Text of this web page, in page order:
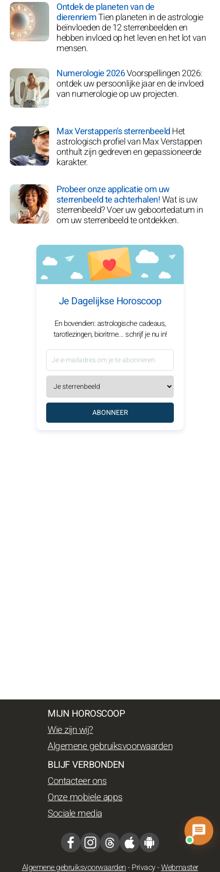
Ontdek de planeten van de
dierenriemTien planeten in de astrologie
beïnvloeden de 12 sterrenbeelden en
hebben invloed op het leven en het lot van
mensen.
Numerologie 2026Voorspellingen 2026:
ontdek uw persoonlijke jaar en de invloed
van numerologie op uw projecten.
Max Verstappen's sterrenbeeldHet
astrologisch profiel van Max Verstappen
onthult zijn gedreven en gepassioneerde
karakter.
Probeer onze applicatie om uw
sterrenbeeld te achterhalen!Wat is uw
sterrenbeeld? Voer uw geboortedatum in
om uw sterrenbeeld te ontdekken.
Je Dagelijkse Horoscoop
En bovendien: astrologische cadeaus,
tarotlezingen, bioritme... schrijf je nu in!
ABONNEER
MIJN HOROSCOOP
Wie zijn wij?
Algemene gebruiksvoorwaarden
BLIJF VERBONDEN
Contacteer ons
Onze mobiele apps
Sociale media
Algemene gebruiksvoorwaarden- Privacy-Webmaster